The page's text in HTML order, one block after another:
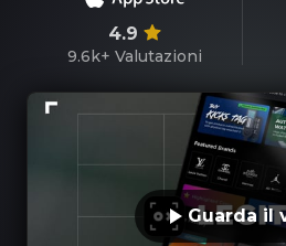
4.9
9.6k+ Valutazioni
Guarda il